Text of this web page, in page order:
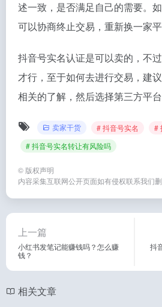
述一致，是否满足自己的需要。
可以协商终止交易，重新换一家平
抖音号实名认证是可以卖的，不
才行，至于如何去进行交易，建
相关的了解，然后选择第三方平台
卖家干货 # 抖音号实名
#
# 抖音号实名转让有风险吗
© 版权声明
内容采集互联网公开页面如有侵权联系我们
上一篇
小红书发笔记能赚钱吗？怎么赚
钱？
抖
相关文章